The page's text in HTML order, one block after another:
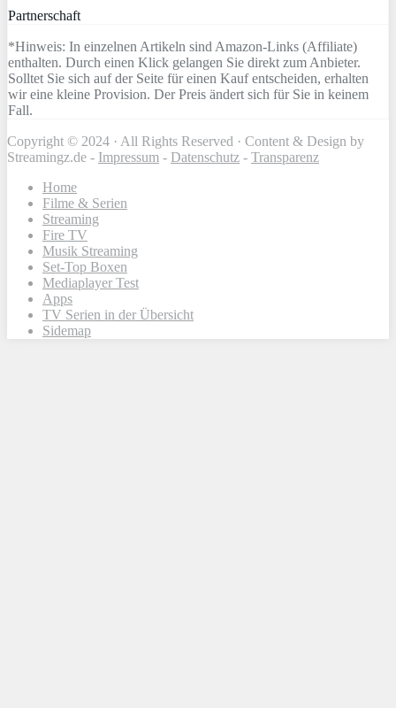
Partnerschaft
*Hinweis: In einzelnen Artikeln sind Amazon-Links (Affiliate)
enthalten. Durch einen Klick gelangen Sie direkt zum Anbieter.
Solltet Sie sich auf der Seite für einen Kauf entscheiden, erhalten
wir eine kleine Provision. Der Preis ändert sich für Sie in keinem
Fall.
Copyright © 2024 · All Rights Reserved · Content & Design by
Streamingz.de - Impressum - Datenschutz - Transparenz
Home
Filme & Serien
Streaming
Fire TV
Musik Streaming
Set-Top Boxen
Mediaplayer Test
Apps
TV Serien in der Übersicht
Sidemap